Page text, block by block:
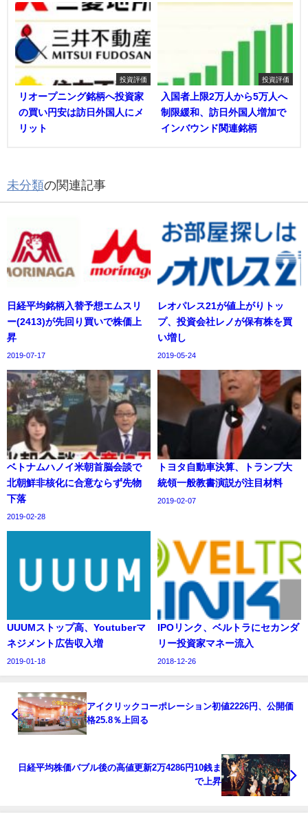
投資評価
リオープニング銘柄へ投資家
の買い円安は訪日外国人にメ
リット
投資評価
入国者上限2万人から5万人へ
制限緩和、訪日外国人増加で
インバウンド関連銘柄
未分類の関連記事
日経平均銘柄入替予想エムスリ
ー(2413)が先回り買いで株価上
昇
2019-07-17
レオパレス21が値上がりトッ
プ、投資会社レノが保有株を買
い増し
2019-05-24
ベトナムハノイ米朝首脳会談で
北朝鮮非核化に合意ならず先物
下落
2019-02-28
トヨタ自動車決算、トランプ大
統領一般教書演説が注目材料
2019-02-07
UUUMストップ高、Youtuberマ
ネジメント広告収入増
2019-01-18
IPOリンク、ベルトラにセカンダ
リー投資家マネー流入
2018-12-26
アイクリックコーポレーション初値2226円、公開価
格25.8％上回る
日経平均株価バブル後の高値更新2万4286円10銭ま
で上昇